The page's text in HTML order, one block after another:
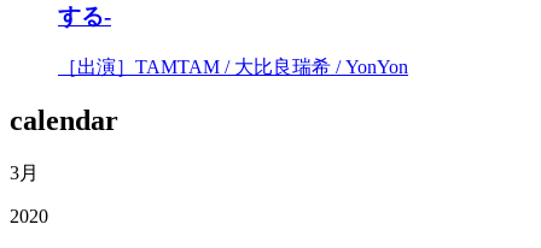
する-
［出演］TAMTAM / 大比良瑞希 / YonYon
calendar
3月
2020